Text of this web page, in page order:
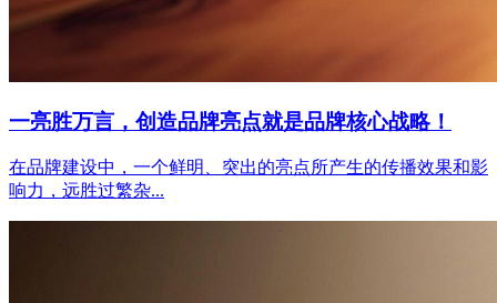
一亮胜万言，创造品牌亮点就是品牌核心战略！
在品牌建设中，一个鲜明、突出的亮点所产生的传播效果和影
响力，远胜过繁杂...